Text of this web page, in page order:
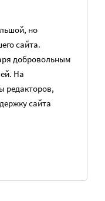
но
сайта.
добровольным
На
редакторов,
сайта